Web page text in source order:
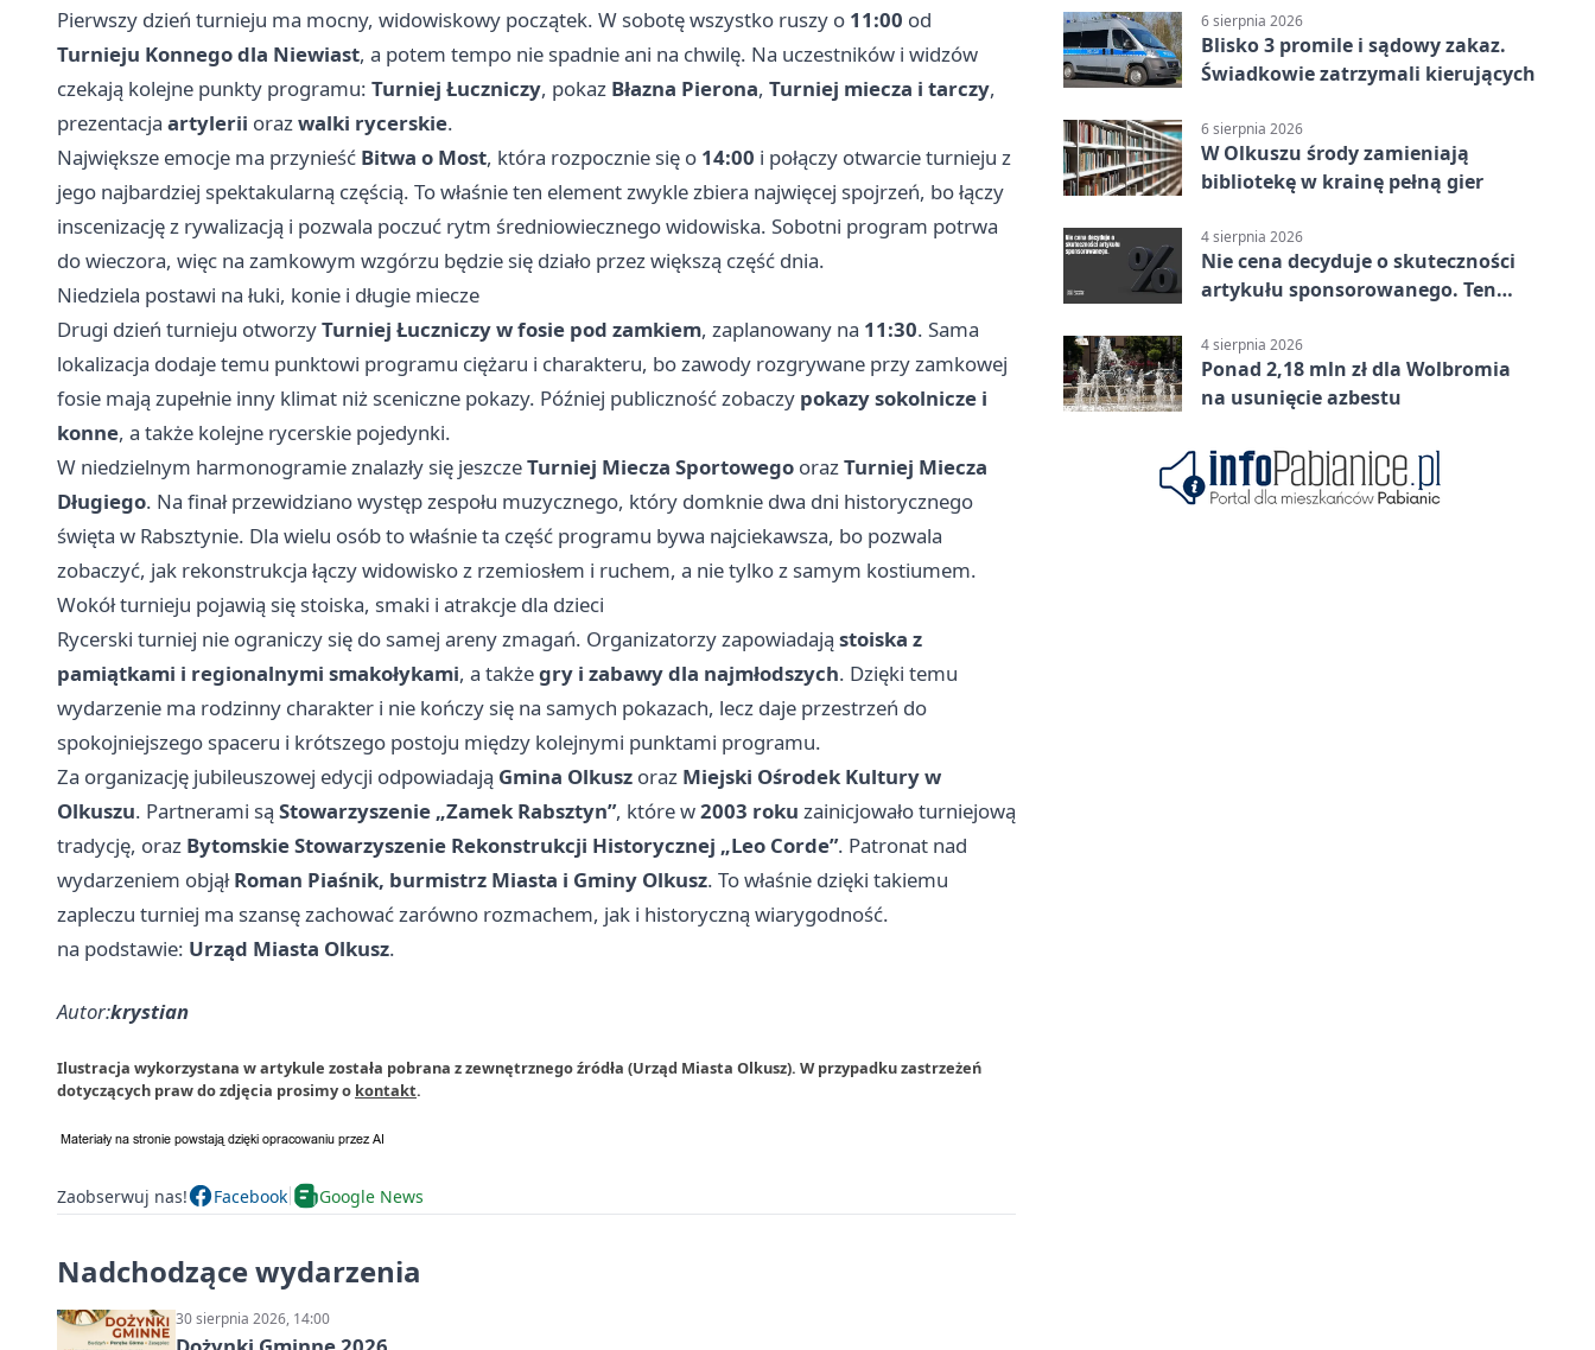
Pierwszy dzień turnieju ma mocny, widowiskowy początek. W sobotę wszystko ruszy o 11:00 od
Turnieju Konnego dla Niewiast, a potem tempo nie spadnie ani na chwilę. Na uczestników i widzów
czekają kolejne punkty programu: Turniej Łuczniczy, pokaz Błazna Pierona, Turniej miecza i tarczy,
prezentacja artylerii orazwalki rycerskie.
Największe emocje ma przynieść Bitwa o Most, która rozpocznie się o 14:00 i połączy otwarcie turnieju z
jego najbardziej spektakularną częścią. To właśnie ten element zwykle zbiera najwięcej spojrzeń, bo łączy
inscenizację z rywalizacją i pozwala poczuć rytm średniowiecznego widowiska. Sobotni program potrwa
do wieczora, więc na zamkowym wzgórzu będzie się działo przez większą część dnia.
Niedziela postawi na łuki, konie i długie miecze
Drugi dzień turnieju otworzyTurniej Łuczniczy w fosie pod zamkiem, zaplanowany na 11:30. Sama
lokalizacja dodaje temu punktowi programu ciężaru i charakteru, bo zawody rozgrywane przy zamkowej
fosie mają zupełnie inny klimat niż sceniczne pokazy. Później publiczność zobaczy pokazy sokolnicze i
konne, a także kolejne rycerskie pojedynki.
W niedzielnym harmonogramie znalazły się jeszczeTurniej Miecza Sportowego orazTurniej Miecza
Długiego. Na finał przewidziano występ zespołu muzycznego, który domknie dwa dni historycznego
święta w Rabsztynie. Dla wielu osób to właśnie ta część programu bywa najciekawsza, bo pozwala
zobaczyć, jak rekonstrukcja łączy widowisko z rzemiosłem i ruchem, a nie tylko z samym kostiumem.
Wokół turnieju pojawią się stoiska, smaki i atrakcje dla dzieci
Rycerski turniej nie ograniczy się do samej areny zmagań. Organizatorzy zapowiadają stoiska z
pamiątkami i regionalnymi smakołykami, a takżegry i zabawy dla najmłodszych. Dzięki temu
wydarzenie ma rodzinny charakter i nie kończy się na samych pokazach, lecz daje przestrzeń do
spokojniejszego spaceru i krótszego postoju między kolejnymi punktami programu.
Za organizację jubileuszowej edycji odpowiadają Gmina Olkusz oraz Miejski Ośrodek Kultury w
Olkuszu. Partnerami są Stowarzyszenie „Zamek Rabsztyn”, które w2003 roku zainicjowało turniejową
tradycję, oraz Bytomskie Stowarzyszenie Rekonstrukcji Historycznej „Leo Corde”. Patronat nad
wydarzeniem objąłRoman Piaśnik, burmistrz Miasta i Gminy Olkusz. To właśnie dzięki takiemu
zapleczu turniej ma szansę zachować zarówno rozmachem, jak i historyczną wiarygodność.
na podstawie: Urząd Miasta Olkusz.
Autor:krystian
Ilustracja wykorzystana w artykule została pobrana z zewnętrznego źródła (Urząd Miasta Olkusz). W przypadku zastrzeżeń
dotyczących praw do zdjęcia prosimy o kontakt.
Zaobserwuj nas! Facebook Google News
Nadchodzące wydarzenia
30 sierpnia 2026, 14:00
6 sierpnia 2026
Blisko 3 promile i sądowy zakaz.
Świadkowie zatrzymali kierujących
6 sierpnia 2026
W Olkuszu środy zamieniają
bibliotekę w krainę pełną gier
4 sierpnia 2026
Nie cena decyduje o skuteczności
artykułu sponsorowanego. Ten
4 sierpnia 2026
Ponad 2,18 mln zł dla Wolbromia
na usunięcie azbestu